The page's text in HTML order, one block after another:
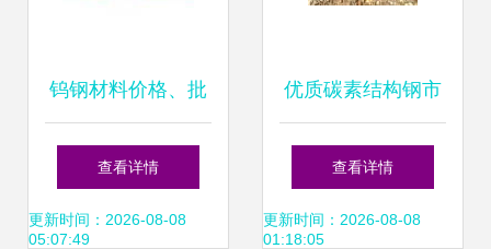
钨钢材料价格、批
发报价与供应厂家
全解析——传众网
查看详情
更新时间：2026-08-08
05:07:49
优质碳素结构钢市
场走势解析 价格行
情、批发报价与优
查看详情
更新时间：2026-08-08
01:18:05